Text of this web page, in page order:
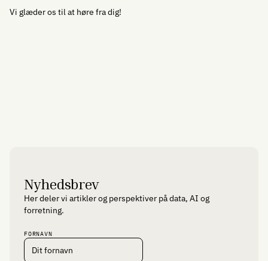
Vi glæder os til at høre fra dig!
Nyhedsbrev
Her deler vi artikler og perspektiver på data, AI og
forretning.
FORNAVN